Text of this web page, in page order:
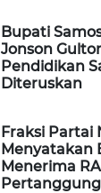
Bupati
Jonson
Pendidikan
Diteruskan
Fraksi Partai
Menyatakan
Menerima